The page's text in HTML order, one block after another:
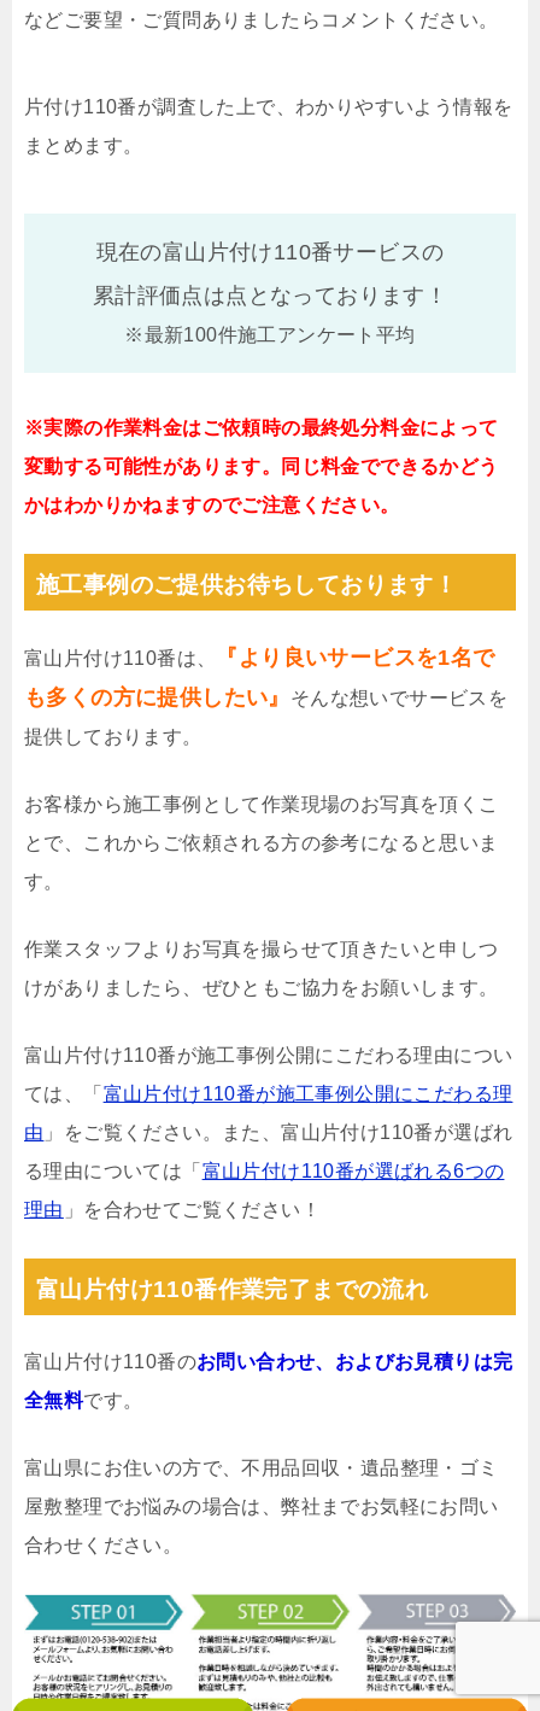
などご要望・ご質問ありましたらコメントください。
片付け110番が調査した上で、わかりやすいよう情報を
まとめます。
現在の富山片付け110番サービスの
累計評価点は点となっております！
※最新100件施工アンケート平均
※実際の作業料金はご依頼時の最終処分料金によって
変動する可能性があります。同じ料金でできるかどう
かはわかりかねますのでご注意ください。
施工事例のご提供お待ちしております！
富山片付け110番は、
『より良いサービスを1名で
も多くの方に提供したい』
そんな想いでサービスを
提供しております。
お客様から施工事例として作業現場のお写真を頂くこ
とで、これからご依頼される方の参考になると思いま
す。
作業スタッフよりお写真を撮らせて頂きたいと申しつ
けがありましたら、ぜひともご協力をお願いします。
富山片付け110番が施工事例公開にこだわる理由につい
ては、「 富山片付け110番が施工事例公開にこだわる理
由 」をご覧ください。また、富山片付け110番が選ばれ
る理由については「 富山片付け110番が選ばれる6つの
理由 」を合わせてご覧ください！
富山片付け110番作業完了までの流れ
富山片付け110番のお問い合わせ、およびお見積りは完
全無料です。
富山県にお住いの方で、不用品回収・遺品整理・ゴミ
屋敷整理でお悩みの場合は、弊社までお気軽にお問い
合わせください。